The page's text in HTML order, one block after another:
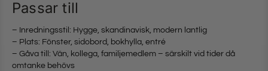
Passar till
– Inredningsstil: Hygge, skandinavisk, modern lantlig
– Plats: Fönster, sidobord, bokhylla, entré
– Gåva till: Vän, kollega, familjemedlem – särskilt vid tider då
omtanke behövs